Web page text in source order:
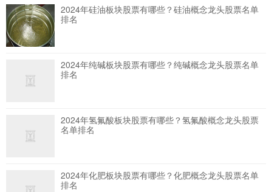
2024年硅油板块股票有哪些？硅油概念龙头股票名单
排名
2024年纯碱板块股票有哪些？纯碱概念龙头股票名单
排名
2024年氢氟酸板块股票有哪些？氢氟酸概念龙头股票
名单排名
2024年化肥板块股票有哪些？化肥概念龙头股票名单
排名